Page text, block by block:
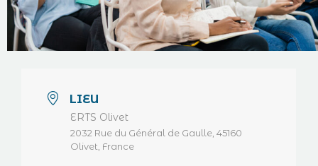
LIEU
ERTS Olivet
2032 Rue du Général de Gaulle, 45160
Olivet, France